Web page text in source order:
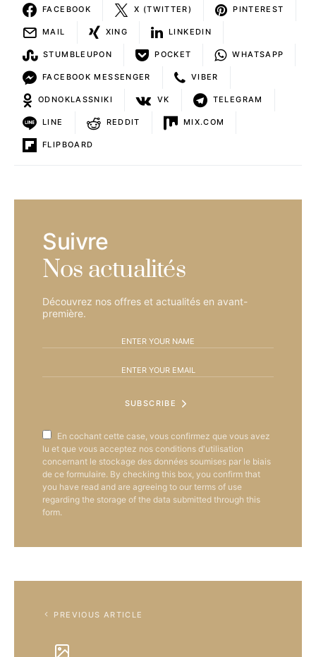
FACEBOOK X (TWITTER) PINTEREST
MAIL XING LINKEDIN
STUMBLEUPON POCKET WHATSAPP
FACEBOOK MESSENGER VIBER
ODNOKLASSNIKI VK TELEGRAM
LINE REDDIT MIX.COM
FLIPBOARD
Suivre
Nos actualités
Découvrez nos offres et actualités en avant-
première.
SUBSCRIBE
En cochant cette case, vous confirmez que vous avez
lu et que vous acceptez nos conditions d'utilisation
concernant le stockage des données soumises par le biais
de ce formulaire. By checking this box, you confirm that
you have read and are agreeing to our terms of use
regarding the storage of the data submitted through this
form.
PREVIOUS ARTICLE